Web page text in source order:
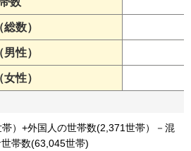
数）
性）
性）
）+外国人の世帯数(2,371世帯）－混
帯数(63,045世帯)